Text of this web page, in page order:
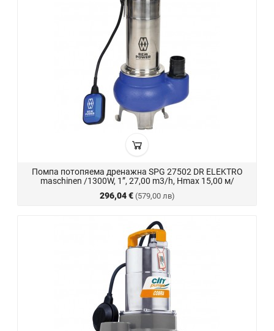
Помпа потопяема дренажна SPG 27502 DR ELEKTRO
maschinen /1300W, 1”, 27,00 m3/h, Hmax 15,00 м/
296,04 € (579,00 лв)